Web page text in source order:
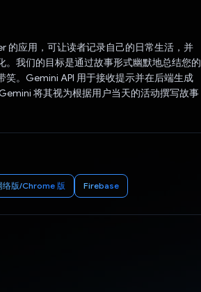
的应用，可让读者记录自己的日常生活，并
。我们的目标是通过故事形式幽默地总结您的
笑。Gemini API 用于接收提示并在后端生成
将其视为根据用户当天的活动撰写故事
络版/Chrome 版 Firebase